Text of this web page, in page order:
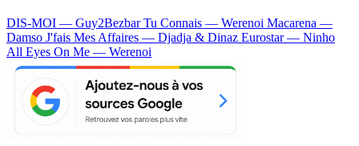
DIS-MOI — Guy2BezbarTu Connais — Werenoi Macarena —
Damso J'fais Mes Affaires — Djadja & Dinaz Eurostar — Ninho
All Eyes On Me — Werenoi